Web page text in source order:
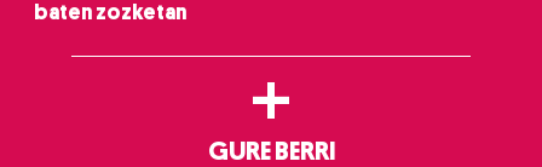
baten zozketan
+
GURE BERRI